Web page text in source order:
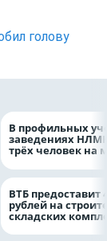
голову
В профильных
заведениях
трёх человек на
ВТБ предоставит
рублей на
складских